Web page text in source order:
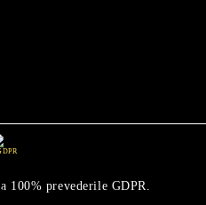
100% prevederile GDPR.